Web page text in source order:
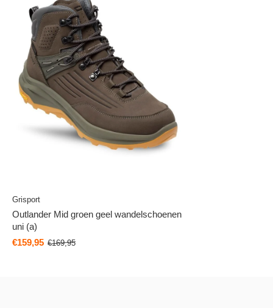
Grisport
Outlander Mid groen geel wandelschoenen
uni (a)
€159,95 €169,95